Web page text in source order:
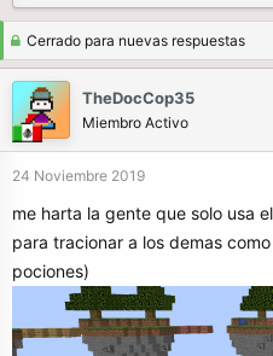
o
r
h
a
e
i
n
i
o
Cerrado para nuevas respuestas
TheDocCop35
Miembro Activo
24 Noviembre 2019
me harta la gente que solo usa
para tracionar a los demas
pociones)